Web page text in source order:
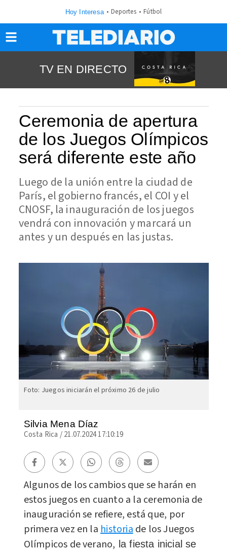
Hoy Interesa Deportes Fútbol
TV EN DIRECTO
Ceremonia de apertura
de los Juegos Olímpicos
será diferente este año
Luego de la unión entre la ciudad de
París, el gobierno francés, el COI y el
CNOSF, la inauguración de los juegos
vendrá con innovación y marcará un
antes y un después en las justas.
Foto: Juegos iniciarán el próximo 26 de julio
Silvia Mena Díaz
Costa Rica /21.07.2024 17:10:19
Algunos de los cambios que se harán en
estos juegos en cuanto a la ceremonia de
inauguración se refiere, está que, por
primera vez en la historia de los Juegos
Olímpicos de verano, la fiesta inicial se